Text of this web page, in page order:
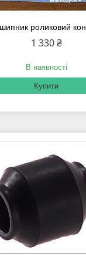
роликовий
1 330 ₴
В наявності
Купити